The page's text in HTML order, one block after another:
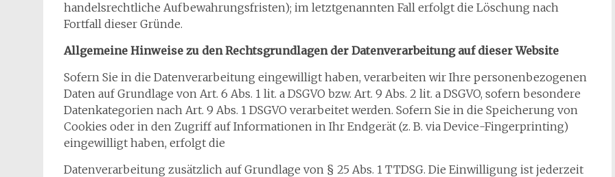
handelsrechtliche Aufbewahrungsfristen); im letztgenannten Fall erfolgt die Löschung nach
Fortfall dieser Gründe.
Allgemeine Hinweise zu den Rechtsgrundlagen der Datenverarbeitung auf dieser Website
Sofern Sie in die Datenverarbeitung eingewilligt haben, verarbeiten wir Ihre personenbezogenen
Daten auf Grundlage von Art. 6 Abs. 1 lit. a DSGVO bzw. Art. 9 Abs. 2 lit. a DSGVO, sofern besondere
Datenkategorien nach Art. 9 Abs. 1 DSGVO verarbeitet werden. Sofern Sie in die Speicherung von
Cookies oder in den Zugriff auf Informationen in Ihr Endgerät (z. B. via Device-Fingerprinting)
eingewilligt haben, erfolgt die
Datenverarbeitung zusätzlich auf Grundlage von § 25 Abs. 1 TTDSG. Die Einwilligung ist jederzeit